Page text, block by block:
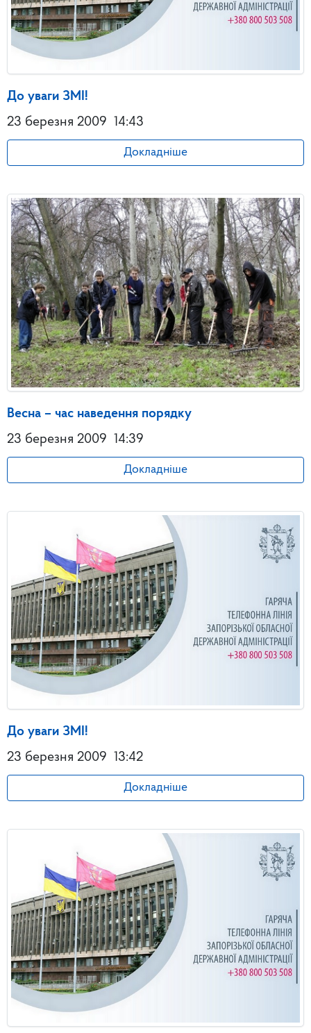
До уваги ЗМІ!
23 березня 2009
14:43
Докладніше
Весна – час наведення порядку
23 березня 2009
14:39
Докладніше
До уваги ЗМІ!
23 березня 2009 13:42
Докладніше